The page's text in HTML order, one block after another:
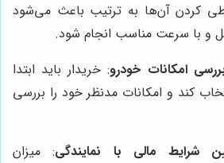
کردن آن‌ها به ترتیب باعث می‌شود
و با سرعت مناسب انجام شود.
امکانات خودرو: خریدار باید ابتدا
کند و امکانات مدنظر خود را بررسی
شرایط مالی با نمایندگی: میزان